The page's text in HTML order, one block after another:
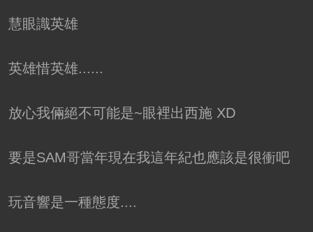
慧眼識英雄
英雄惜英雄......
放心我倆絕不可能是~眼裡出西施 XD
要是SAM哥當年現在我這年紀也應該是很衝吧
玩音響是一種態度....